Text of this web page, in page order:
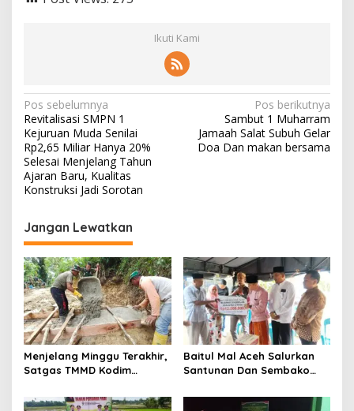
Ikuti Kami
N
a
v
i
g
a
s
i
p
o
s
Pos sebelumnya
Revitalisasi SMPN 1
Kejuruan Muda Senilai
Rp2,65 Miliar Hanya 20%
Selesai Menjelang Tahun
Ajaran Baru, Kualitas
Konstruksi Jadi Sorotan
Pos berikutnya
Sambut 1 Muharram
Jamaah Salat Subuh Gelar
Doa Dan makan bersama
Jangan Lewatkan
Menjelang Minggu Terakhir,
Satgas TMMD Kodim
Cor Box Culvert Titik 3
Baitul Mal Aceh Salurkan
Santunan Dan Sembako
Tenggelam Di Ujong Batee